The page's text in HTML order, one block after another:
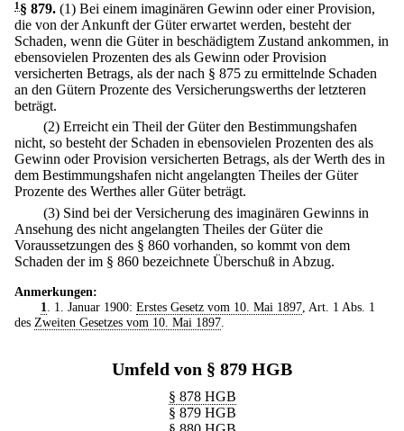
1 § 879. (1) Bei einem imaginären Gewinn oder einer Provision,
die von der Ankunft der Güter erwartet werden, besteht der
Schaden, wenn die Güter in beschädigtem Zustand ankommen, in
ebensovielen Prozenten des als Gewinn oder Provision
versicherten Betrags, als der nach § 875 zu ermittelnde Schaden
an den Gütern Prozente des Versicherungswerths der letzteren
beträgt.
(2) Erreicht ein Theil der Güter den Bestimmungshafen
nicht, so besteht der Schaden in ebensovielen Prozenten des als
Gewinn oder Provision versicherten Betrags, als der Werth des in
dem Bestimmungshafen nicht angelangten Theiles der Güter
Prozente des Werthes aller Güter beträgt.
(3) Sind bei der Versicherung des imaginären Gewinns in
Ansehung des nicht angelangten Theiles der Güter die
Voraussetzungen des § 860 vorhanden, so kommt von dem
Schaden der im § 860 bezeichnete Überschuß in Abzug.
Anmerkungen:
1
. 1. Januar 1900: Erstes Gesetz vom 10. Mai 1897, Art. 1 Abs. 1
des Zweiten Gesetzes vom 10. Mai 1897
Umfeld von § 879 HGB
§ 878 HGB
§ 879 HGB